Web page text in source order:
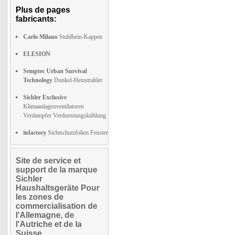
Plus de pages
fabricants:
Carlo Milano Stuhlbein-Kappen
ELESION
Semptec Urban Survival
Technology Dunkel-Heizstrahler
Sichler Exclusive
Klimaanlagenventilatoren
Verdampfer Verdunstungskühlung
infactory Sichtschutzfolien Fenster
Site de service et
support de la marque
Sichler
Haushaltsgeräte Pour
les zones de
commercialisation de
l'Allemagne, de
l'Autriche et de la
Suisse